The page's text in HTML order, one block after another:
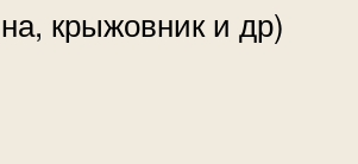
крыжовник и др)